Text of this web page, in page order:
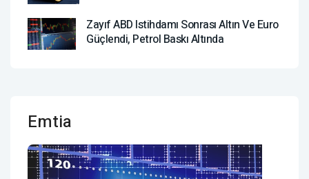
Zayıf ABD Istihdamı Sonrası Altın Ve Euro
Güçlendi, Petrol Baskı Altında
Emtia